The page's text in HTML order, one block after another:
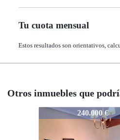
Tu cuota mensual
Estos resultados son orientativos,
Otros inmuebles que
1157-VAT4-90
450.000 €